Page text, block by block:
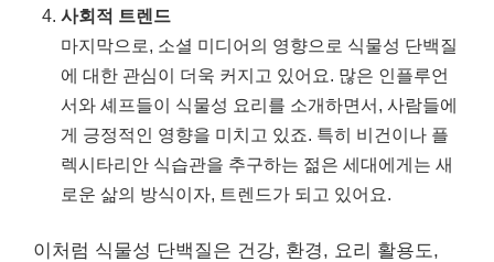
사회적 트렌드
마지막으로, 소셜 미디어의 영향으로 식물성 단백질
에 대한 관심이 더욱 커지고 있어요. 많은 인플루언
서와 셰프들이 식물성 요리를 소개하면서, 사람들에
게 긍정적인 영향을 미치고 있죠. 특히 비건이나 플
렉시타리안 식습관을 추구하는 젊은 세대에게는 새
로운 삶의 방식이자, 트렌드가 되고 있어요.
이처럼 식물성 단백질은 건강, 환경, 요리 활용도,